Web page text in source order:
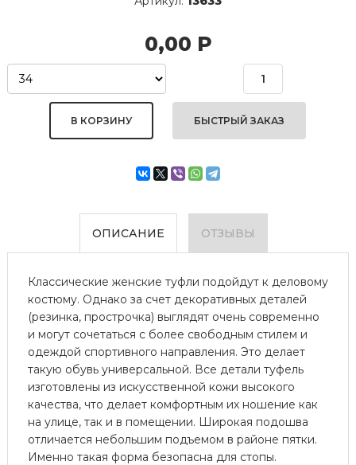
0,00 Р
БЫСТРЫЙ ЗАКАЗ
ОПИСАНИЕ ОТЗЫВЫ
Классические женские туфли подойдут к деловому
костюму. Однако за счет декоративных деталей
(резинка, прострочка) выглядят очень современно
и могут сочетаться с более свободным стилем и
одеждой спортивного направления. Это делает
такую обувь универсальной. Все детали туфель
изготовлены из искусственной кожи высокого
качества, что делает комфортным их ношение как
на улице, так и в помещении. Широкая подошва
отличается небольшим подъемом в районе пятки.
Именно такая форма безопасна для стопы.